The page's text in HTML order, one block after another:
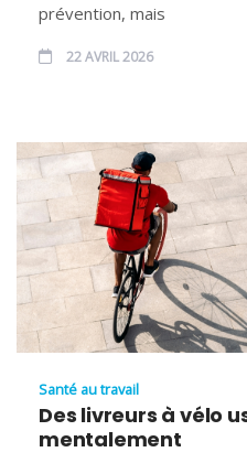
prévention, mais
22 AVRIL 2026
Santé au travail
Des livreurs à vélo
mentalement